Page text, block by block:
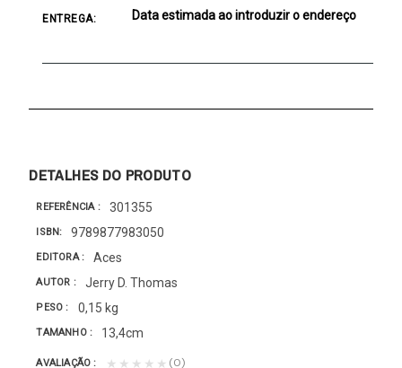
ENTREGA: Data estimada ao introduzir o endereço
DETALHES DO PRODUTO
REFERÊNCIA 301355
ISBN 9789877983050
EDITORA Aces
AUTOR Jerry D. Thomas
PESO 0,15 kg
TAMANHO 13,4cm
AVALIAÇÃO ★★★★★ (0)